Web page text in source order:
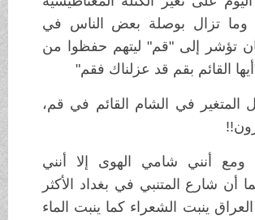
تزال بوصلة بعض الناس في
تؤشر إلى "قم" ليتهم حفظوا من
القائم بقم قد عزلناك فقم"
في الشام القائم في قم،
أنني شامي الهوى إلا أنني
أن شارع المتنبي في بغداد الأكثر
ينبت الشعراء كما ينبت الماء